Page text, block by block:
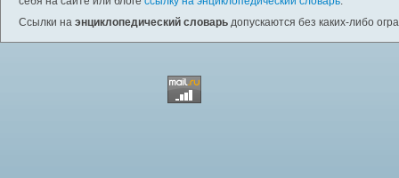
Ссылки на энциклопедический словарь допускаются без каких-либо